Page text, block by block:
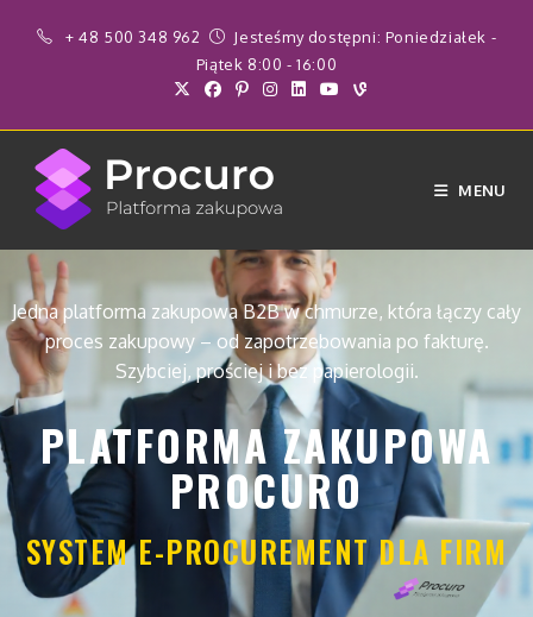
treści
+ 48 500 348 962
Jesteśmy dostępni: Poniedziałek -
Piątek 8:00 - 16:00
MENU
Jedna platforma zakupowa B2B w chmurze, która łączy cały
proces zakupowy – od zapotrzebowania po fakturę.
Szybciej, prościej i bez papierologii.
PLATFORMA ZAKUPOWA
PROCURO
SYSTEM E-PROCUREMENT DLA FIRM